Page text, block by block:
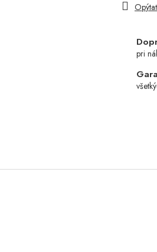
pri